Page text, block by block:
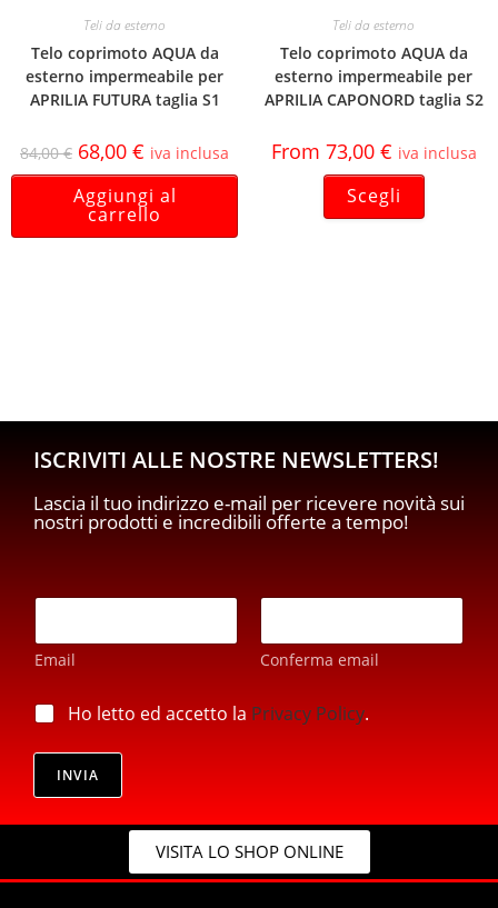
Teli da esterno
Telo coprimoto AQUA da
esterno impermeabile per
APRILIA FUTURA taglia S1
84,00€ 68,00 € iva inclusa
Aggiungi al
carrello
Teli da esterno
Telo coprimoto AQUA da
esterno impermeabile per
APRILIA CAPONORD taglia S2
From 73,00 € iva inclusa
Scegli
ISCRIVITI ALLE NOSTRE NEWSLETTERS!
Lascia il tuo indirizzo e-mail per ricevere novità sui
nostri prodotti e incredibili offerte a tempo!
v
y
m
i
l
E
a
i
*
Email Conferma email
p
i
a
Ho letto ed accetto la Privacy Policy.
INVIA
VISITA LO SHOP ONLINE